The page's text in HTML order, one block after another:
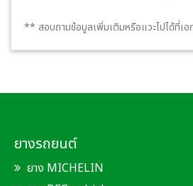
** สอบถามข้อมูลเพิ่มเติมหรือแวะไปได้ที่เอ
ยางรถยนต์
ยาง MICHELIN